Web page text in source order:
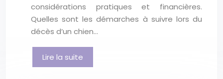
considérations pratiques et financières.
Quelles sont les démarches à suivre lors du
décès d’un chien…
Lire la suite